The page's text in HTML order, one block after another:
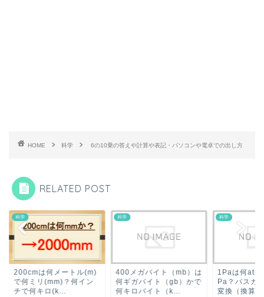
HOME 科学 6の10乗の答えや計算や表記・パソコンや電卓での出し方
RELATED POST
は何メートル(m)
ミリ(mm)？何イン
何キロ(k...
科学
400メガバイト（mb）は
何ギガバイト（gb）かで
何キロバイト（k...
1Paは何atm？1atm
Pa？パスカルとアト
変換（換算）...